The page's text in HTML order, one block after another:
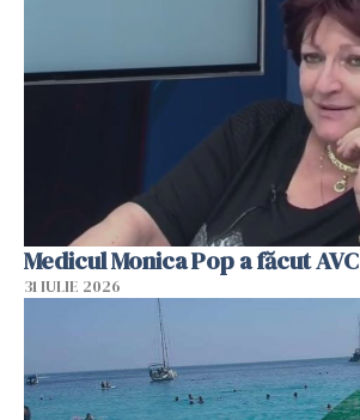
Medicul Monica Pop a făcut AVC
31 IULIE 2026